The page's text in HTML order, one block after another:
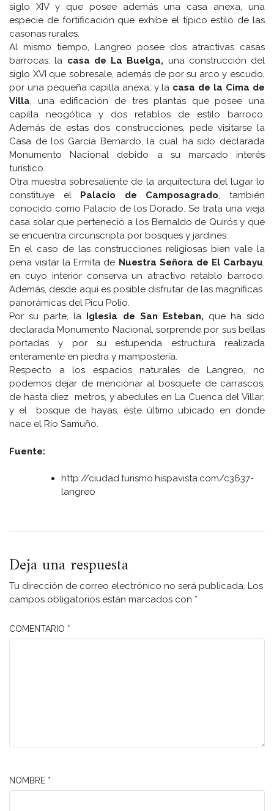
siglo XIV y que posee además una casa anexa, una
especie de fortificación que exhibe el típico estilo de las
casonas rurales.
Al mismo tiempo, Langreo posee dos atractivas casas
barrocas: la casa de La Buelga, una construcción del
siglo XVI que sobresale, además de por su arco y escudo,
por una pequeña capilla anexa; y la casa de la Cima de
Villa, una edificación de tres plantas que posee una
capilla neogótica y dos retablos de estilo barroco.
Además de estas dos construcciones, pede visitarse la
Casa de los García Bernardo, la cual ha sido declarada
Monumento Nacional debido a su marcado interés
turístico.
Otra muestra sobresaliente de la arquitectura del lugar lo
constituye el Palacio de Camposagrado, también
conocido como Palacio de los Dorado. Se trata una vieja
casa solar que perteneció a los Bernaldo de Quirós y que
se encuentra circunscripta por bosques y jardines.
En el caso de las construcciones religiosas bien vale la
pena visitar la Ermita de Nuestra Señora de El Carbayu,
en cuyo interior conserva un atractivo retablo barroco.
Además, desde aquí es posible disfrutar de las magníficas
panorámicas del Picu Polio.
Por su parte, la Iglesia de San Esteban, que ha sido
declarada Monumento Nacional, sorprende por sus bellas
portadas y por su estupenda estructura realizada
enteramente en piedra y mampostería.
Respecto a los espacios naturales de Langreo, no
podemos dejar de mencionar al bosquete de carrascos,
de hasta diez metros, y abedules en La Cuenca del Villar;
y el bosque de hayas, éste último ubicado en donde
nace el Río Samuño.
Fuente:
http://ciudad.turismo.hispavista.com/c3637-
langreo
Deja una respuesta
Tu dirección de correo electrónico no será publicada. Los
campos obligatorios están marcados con *
COMENTARIO *
NOMBRE *